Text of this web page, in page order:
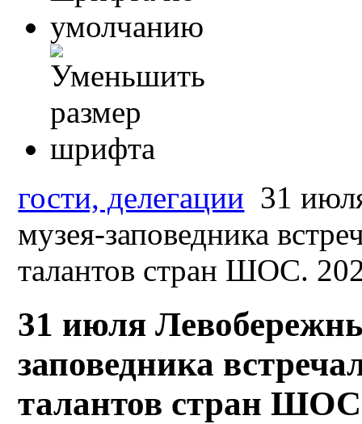
гости, делегации 31
музея-заповедника
талантов стран ШОС.
31 июля
заповедника
талантов стран